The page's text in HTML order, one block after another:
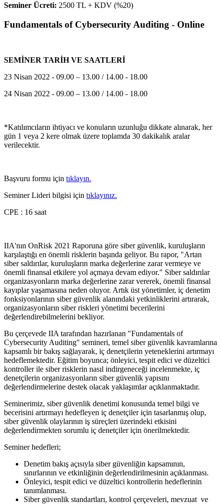
Seminer Ücreti: 2500 TL + KDV (%20)
Fundamentals of Cybersecurity Auditing - Online
SEMİNER TARİH VE SAATLERİ
23 Nisan 2022 - 09.00 – 13.00 / 14.00 - 18.00
24 Nisan 2022 - 09.00 – 13.00 / 14.00 - 18.00
*Katılımcıların ihtiyacı ve konuların uzunluğu dikkate alınarak, her
gün 1 veya 2 kere olmak üzere toplamda 30 dakikalık aralar
verilecektir.
Başvuru formu için tıklayın.
Seminer Lideri bilgisi için tıklayınız.
CPE : 16 saat
IIA'nın OnRisk 2021 Raporuna göre siber güvenlik, kuruluşların
karşılaştığı en önemli risklerin başında geliyor. Bu rapor, "Artan
siber saldırılar, kuruluşların marka değerlerine zarar vermeye ve
önemli finansal etkilere yol açmaya devam ediyor." Siber saldırılar
organizasyonların marka değerlerine zarar vererek, önemli finansal
kayıplar yaşamasına neden oluyor. Artık üst yönetimler, iç denetim
fonksiyonlarının siber güvenlik alanındaki yetkinliklerini artırarak,
organizasyonların siber riskleri yönetimi becerilerini
değerlendirebilmelerini bekliyor.
Bu çerçevede IIA tarafından hazırlanan "Fundamentals of
Cybersecurity Auditing" semineri, temel siber güvenlik kavramlarına
kapsamlı bir bakış sağlayarak, iç denetçilerin yeteneklerini artırmayı
hedeflemektedir. Eğitim boyunca; önleyici, tespit edici ve düzeltici
kontroller ile siber risklerin nasıl indirgeneceği incelenmekte, iç
denetçilerin organizasyonların siber güvenlik yapısını
değerlendirmelerine destek olacak yaklaşımlar açıklanmaktadır.
Seminerimiz, siber güvenlik denetimi konusunda temel bilgi ve
becerisini artırmayı hedefleyen iç denetçiler için tasarlanmış olup,
siber güvenlik olaylarının iş süreçleri üzerindeki etkisini
değerlendirmekten sorumlu iç denetçiler için önerilmektedir.
Seminer hedefleri;
Denetim bakış açısıyla siber güvenliğin kapsamının,
sınırlarının ve etkinliğinin değerlendirilmesinin açıklanması.
Önleyici, tespit edici ve düzeltici kontrollerin hedeflerinin
tanımlanması.
Siber güvenlik standartları, kontrol çerçeveleri, mevzuat ve